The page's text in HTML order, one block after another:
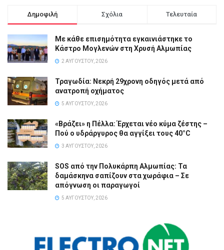
Δημοφιλή Σχόλια Τελευταία
Με κάθε επισημότητα εγκαινιάστηκε το
Κάστρο Μογλενών στη Χρυσή Αλμωπίας
2 ΑΥΓΟΎΣΤΟΥ, 2026
Τραγωδία: Νεκρή 29χρονη οδηγός μετά από
ανατροπή οχήματος
5 ΑΥΓΟΎΣΤΟΥ, 2026
«Βράζει» η Πέλλα: Έρχεται νέο κύμα ζέστης –
Πού ο υδράργυρος θα αγγίξει τους 40°C
3 ΑΥΓΟΎΣΤΟΥ, 2026
SOS από την Πολυκάρπη Αλμωπίας: Τα
δαμάσκηνα σαπίζουν στα χωράφια – Σε
απόγνωση οι παραγωγοί
5 ΑΥΓΟΎΣΤΟΥ, 2026